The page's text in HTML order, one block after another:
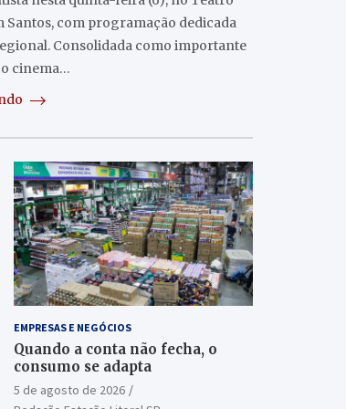
Santos, com programação dedicada
Consolidada como importante
cinema…
EMPRESAS E NEGÓCIOS
Quando a conta não fecha, o
consumo se adapta
5 de agosto de 2026